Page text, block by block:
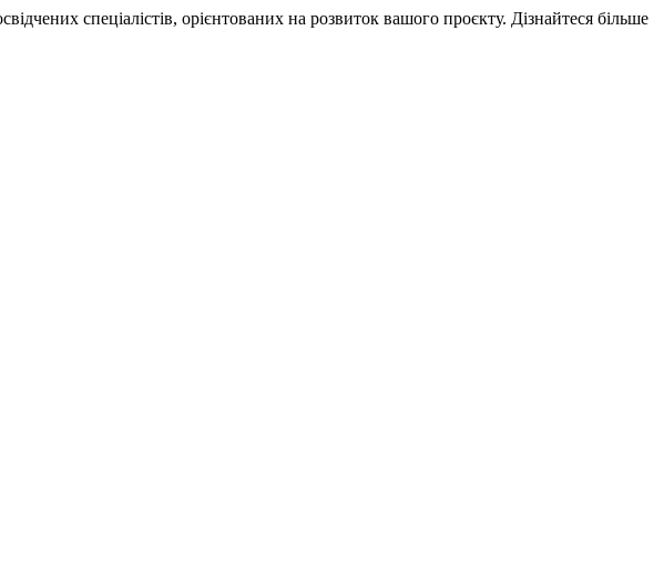
спеціалістів, орієнтованих на розвиток вашого проєкту. Дізнайтеся більше